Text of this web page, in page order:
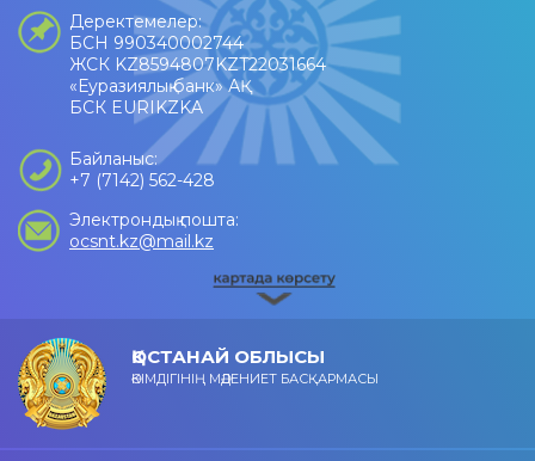
Деректемелер:
БСН 990340002744
ЖСК KZ8594807KZT22031664
«Еуразиялық банк» АҚ
БСК EURIKZKA
Байланыс:
+7 (7142) 562-428
Электрондық пошта:
ocsnt.kz@mail.kz
ҚОСТАНАЙ ОБЛЫСЫ
ӘКІМДІГІНІҢ МӘДЕНИЕТ БАСҚАРМАСЫ